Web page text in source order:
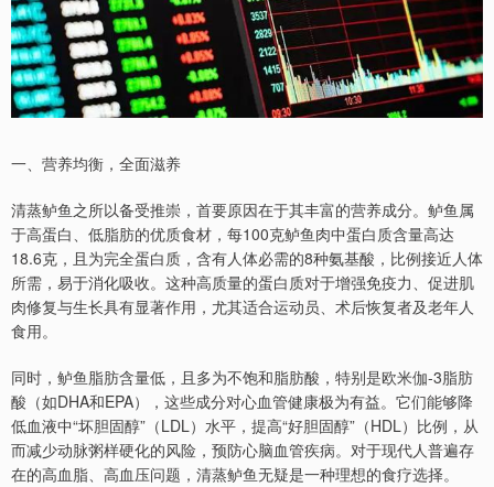
一、营养均衡，全面滋养
清蒸鲈鱼之所以备受推崇，首要原因在于其丰富的营养成分。鲈鱼属
于高蛋白、低脂肪的优质食材，每100克鲈鱼肉中蛋白质含量高达
18.6克，且为完全蛋白质，含有人体必需的8种氨基酸，比例接近人体
所需，易于消化吸收。这种高质量的蛋白质对于增强免疫力、促进肌
肉修复与生长具有显著作用，尤其适合运动员、术后恢复者及老年人
食用。
同时，鲈鱼脂肪含量低，且多为不饱和脂肪酸，特别是欧米伽-3脂肪
酸（如DHA和EPA），这些成分对心血管健康极为有益。它们能够降
低血液中“坏胆固醇”（LDL）水平，提高“好胆固醇”（HDL）比例，从
而减少动脉粥样硬化的风险，预防心脑血管疾病。对于现代人普遍存
在的高血脂、高血压问题，清蒸鲈鱼无疑是一种理想的食疗选择。